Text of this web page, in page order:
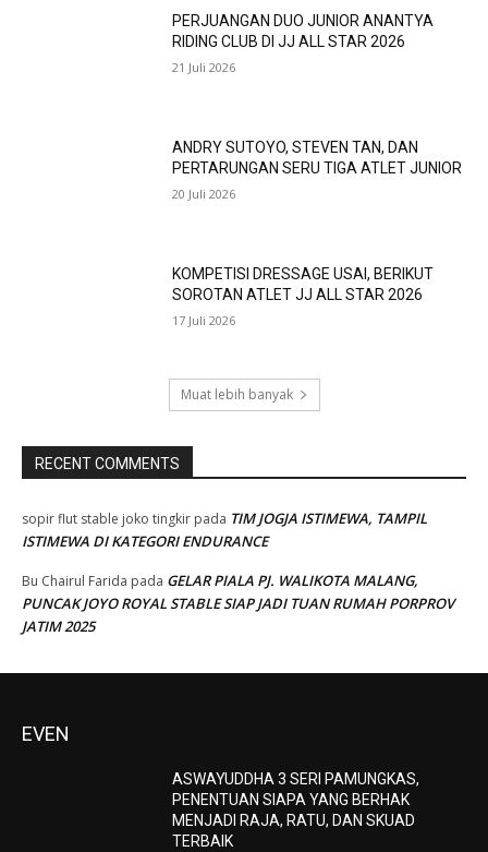
PERJUANGAN DUO JUNIOR ANANTYA
RIDING CLUB DI JJ ALL STAR 2026
21 Juli 2026
ANDRY SUTOYO, STEVEN TAN, DAN
PERTARUNGAN SERU TIGA ATLET JUNIOR
20 Juli 2026
KOMPETISI DRESSAGE USAI, BERIKUT
SOROTAN ATLET JJ ALL STAR 2026
17 Juli 2026
Muat lebih banyak
RECENT COMMENTS
sopir flut stable joko tingkir pada TIM JOGJA ISTIMEWA, TAMPIL
ISTIMEWA DI KATEGORI ENDURANCE
Bu Chairul Farida pada GELAR PIALA PJ. WALIKOTA MALANG,
PUNCAK JOYO ROYAL STABLE SIAP JADI TUAN RUMAH PORPROV
JATIM 2025
EVEN
ASWAYUDDHA 3 SERI PAMUNGKAS,
PENENTUAN SIAPA YANG BERHAK
MENJADI RAJA, RATU, DAN SKUAD
TERBAIK